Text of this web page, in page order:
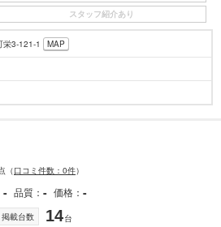
スタッフ紹介あり
栄3-121-1 MAP
（口コミ件数：0件）
- 品質 - 価格 -
掲載台数 14台